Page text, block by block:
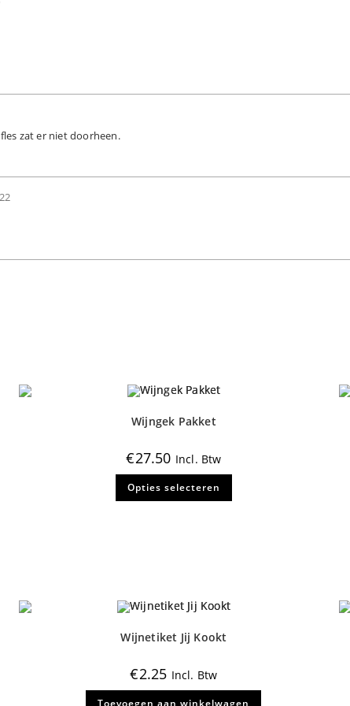
zat er niet doorheen.
Wijngek Pakket
€27.50 Incl. Btw
Opties selecteren
Dit
heeft
Wijnetiket Jij Kookt
€2.25 Incl. Btw
Toevoegen aan winkelwagen